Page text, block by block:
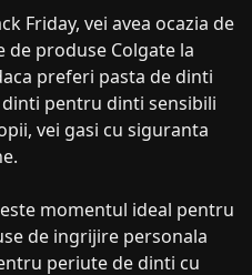
Friday, vei avea ocazia de
produse Colgate la
preferi pasta de dinti
pentru dinti sensibili
vei gasi cu siguranta
momentul ideal pentru
de ingrijire personala
periute de dinti cu